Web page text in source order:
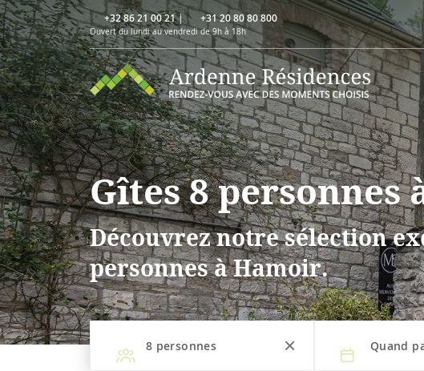
+32 86 21 00 21| +31 20 80 80 800
Ouvert du lundi au vendredi de 9h à 18h
Gîtes 8 personnes
Découvrez notre sélection
personnes à Hamoir.
8 personnes Quand